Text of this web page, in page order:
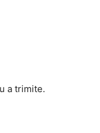
a trimite.